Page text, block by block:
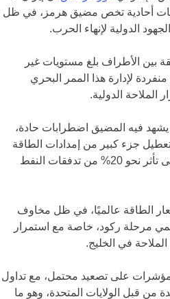
أحادية تخص مضيق هرمز ، في ظل
الدولية لإنهاء الحرب.
بين الأطراف بلغ مستويات غير
لإدارة هذا الممر البحري
الملاحة الدولية.
فيه المضيق اضطرابات حادة،
جزء كبير من إمدادات الطاقة
العالمية، وسط تقديرات تشير إلى تأثر نحو 20% من تدفقات النفط
الطاقة عالميًا، في ظل مخاوف
مرحلة ركود، خاصة مع استمرار
في الخليج.
على تصعيد محتمل، مع تداول
من قبل الولايات المتحدة، وهو ما